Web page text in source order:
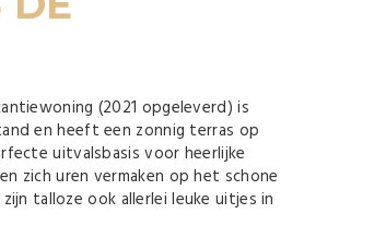
(2021 opgeleverd) is
en heeft een zonnig terras op
uitvalsbasis voor heerlijke
zich uren vermaken op het schone
talloze ook allerlei leuke uitjes in